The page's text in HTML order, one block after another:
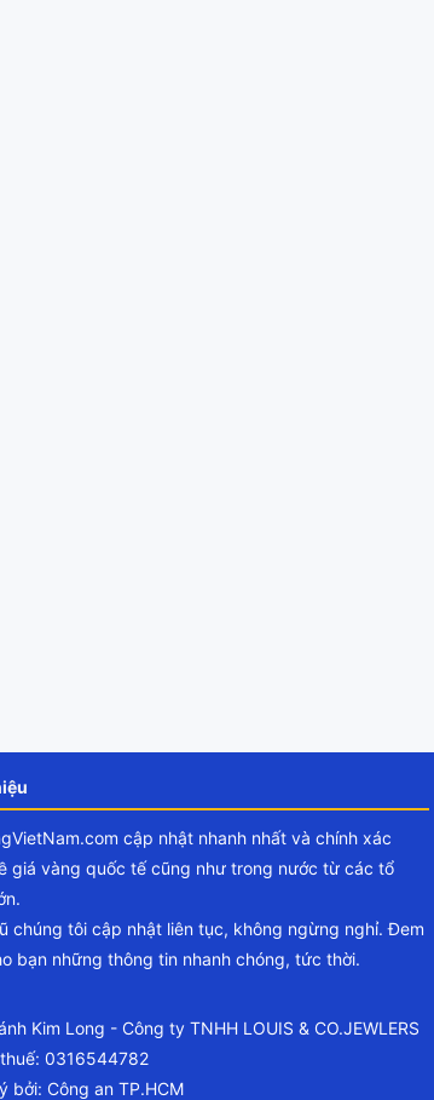
cập nhật nhanh nhất và chính xác
giá vàng quốc tế cũng như trong nước từ các tổ
chúng tôi cập nhật liên tục, không ngừng nghỉ. Đem
bạn những thông tin nhanh chóng, tức thời.
Kim Long - Công ty TNHH LOUIS & CO.JEWLERS
0316544782
bởi: Công an TP.HCM